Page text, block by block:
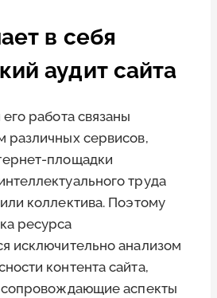
в себя
аудит сайта
работа связаны
различных сервисов,
площадки
труда
коллектива. Поэтому
ресурса
исключительно анализом
контента сайта,
сопровождающие аспекты